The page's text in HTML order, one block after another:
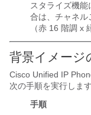
スタライズ機
合は、チャネル
（赤 16 階調 x
背景イメージ
Cisco Unified IP
次の手順を実行します
手順